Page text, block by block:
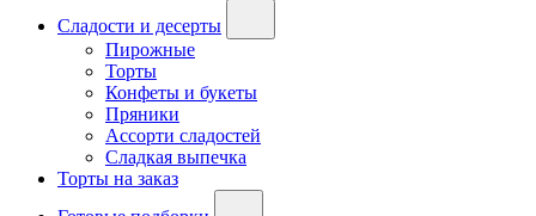
Сладости и десерты
Пирожные
Торты
Конфеты и букеты
Пряники
Ассорти сладостей
Сладкая выпечка
Торты на заказ